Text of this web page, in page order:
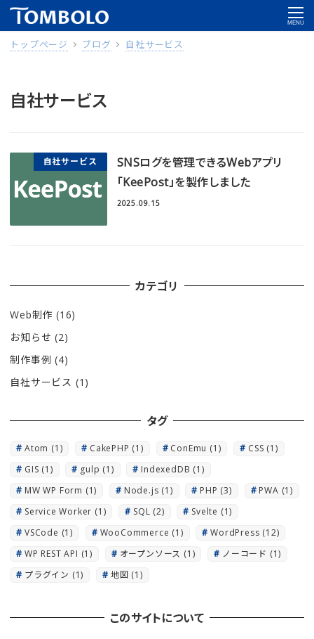
MENU
トップページ ブログ 自社サービス
自社サービス
自社サービス
SNSログを管理できるWebアプリ
「KeePost」を製作しました
2025.09.15
カテゴリ
Web制作 (16)
お知らせ (2)
制作事例 (4)
自社サービス (1)
タグ
Atom (1) CakePHP (1) ConEmu (1) CSS (1)
GIS (1) gulp (1) IndexedDB (1)
MW WP Form (1) Node.js (1) PHP (3) PWA (1)
Service Worker (1) SQL (2) Svelte (1)
VSCode (1) WooCommerce (1) WordPress (12)
WP REST API (1) オープンソース (1) ノーコード (1)
プラグイン (1) 地図 (1)
このサイトについて